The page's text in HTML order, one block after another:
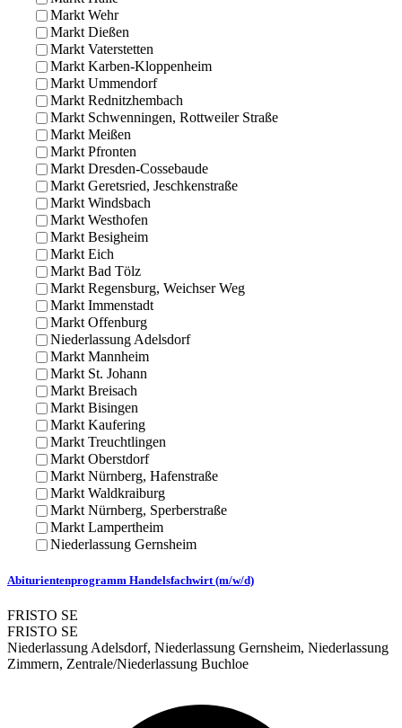
Markt Wehr
Markt Dießen
Markt Vaterstetten
Markt Karben-Kloppenheim
Markt Ummendorf
Markt Rednitzhembach
Markt Schwenningen, Rottweiler Straße
Markt Meißen
Markt Pfronten
Markt Dresden-Cossebaude
Markt Geretsried, Jeschkenstraße
Markt Windsbach
Markt Westhofen
Markt Besigheim
Markt Eich
Markt Bad Tölz
Markt Regensburg, Weichser Weg
Markt Immenstadt
Markt Offenburg
Niederlassung Adelsdorf
Markt Mannheim
Markt St. Johann
Markt Breisach
Markt Bisingen
Markt Kaufering
Markt Treuchtlingen
Markt Oberstdorf
Markt Nürnberg, Hafenstraße
Markt Waldkraiburg
Markt Nürnberg, Sperberstraße
Markt Lampertheim
Niederlassung Gernsheim
Abiturientenprogramm Handelsfachwirt (m/w/d)
FRISTO SE
FRISTO SE
Niederlassung Adelsdorf, Niederlassung Gernsheim, Niederlassung
Zimmern, Zentrale/Niederlassung Buchloe